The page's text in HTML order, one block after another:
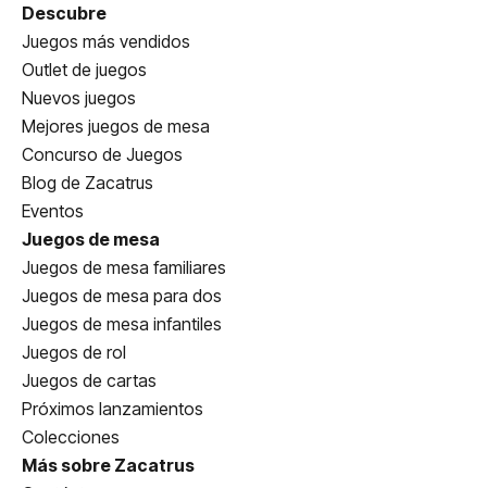
Descubre
Juegos más vendidos
Outlet de juegos
Nuevos juegos
Mejores juegos de mesa
Concurso de Juegos
Blog de Zacatrus
Eventos
Juegos de mesa
Juegos de mesa familiares
Juegos de mesa para dos
Juegos de mesa infantiles
Juegos de rol
Juegos de cartas
Próximos lanzamientos
Colecciones
Más sobre Zacatrus